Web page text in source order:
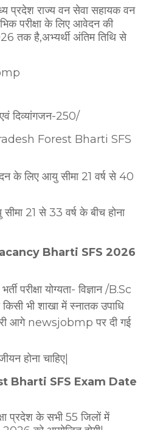
प्रदेश राज्य वन सेवा सहायक वन
परीक्षा के लिए आवेदन की
तक है,अभ्यर्थी अंतिम तिथि से
दिव्यांगजन-250/
Forest Bharti SFS
के लिए आयु सीमा 21 वर्ष से 40
21 से 33 वर्ष के बीच होना
Bharti SFS 2026
परीक्षा योग्यता- विज्ञान /B.Sc
भी शाखा में स्नातक उपाधि
आगे newsjobmp पर दी गई
होना चाहिए|
Bharti SFS Exam Date
प्रदेश के सभी 55 जिलों में